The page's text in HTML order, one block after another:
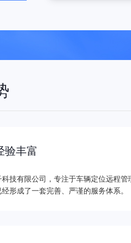
验丰富
技有限公司，专注于车辆定位远程管
形成了一套完善、严谨的服务体系。